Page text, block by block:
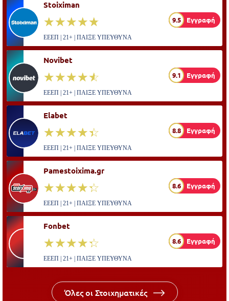
Stoiximan
☆☆☆☆☆
★★★★★ 9.5 Εγγραφή
ΕΕΕΠ | 21+ | ΠΑΙΞΕ ΥΠΕΥΘΥΝΑ
Novibet
☆☆☆☆☆
★★★★★ 9.1 Εγγραφή
ΕΕΕΠ | 21+ | ΠΑΙΞΕ ΥΠΕΥΘΥΝΑ
Elabet
☆☆☆☆☆
★★★★★ 8.8 Εγγραφή
ΕΕΕΠ | 21+ | ΠΑΙΞΕ ΥΠΕΥΘΥΝΑ
Pamestoixima.gr
☆☆☆☆☆
★★★★★ 8.6 Εγγραφή
ΕΕΕΠ | 21+ | ΠΑΙΞΕ ΥΠΕΥΘΥΝΑ
Fonbet
☆☆☆☆☆
★★★★★ 8.6 Εγγραφή
ΕΕΕΠ | 21+ | ΠΑΙΞΕ ΥΠΕΥΘΥΝΑ
Όλες οι Στοιχηματικές